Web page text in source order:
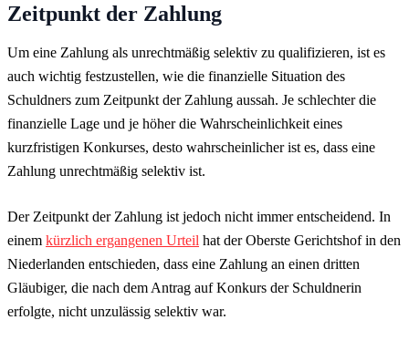
Zeitpunkt der Zahlung
Um eine Zahlung als unrechtmäßig selektiv zu qualifizieren, ist es
auch wichtig festzustellen, wie die finanzielle Situation des
Schuldners zum Zeitpunkt der Zahlung aussah. Je schlechter die
finanzielle Lage und je höher die Wahrscheinlichkeit eines
kurzfristigen Konkurses, desto wahrscheinlicher ist es, dass eine
Zahlung unrechtmäßig selektiv ist.
Der Zeitpunkt der Zahlung ist jedoch nicht immer entscheidend. In
einem kürzlich ergangenen Urteil hat der Oberste Gerichtshof in den
Niederlanden entschieden, dass eine Zahlung an einen dritten
Gläubiger, die nach dem Antrag auf Konkurs der Schuldnerin
erfolgte, nicht unzulässig selektiv war.